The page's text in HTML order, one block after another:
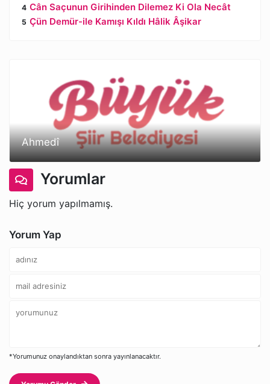
Cân Saçunun Girihinden Dilemez Ki Ola Necât
Çün Demür-ile Kamışı Kıldı Hâlik Âşikar
Ahmedî
Yorumlar
Hiç yorum yapılmamış.
Yorum Yap
*Yorumunuz onaylandıktan sonra yayınlanacaktır.